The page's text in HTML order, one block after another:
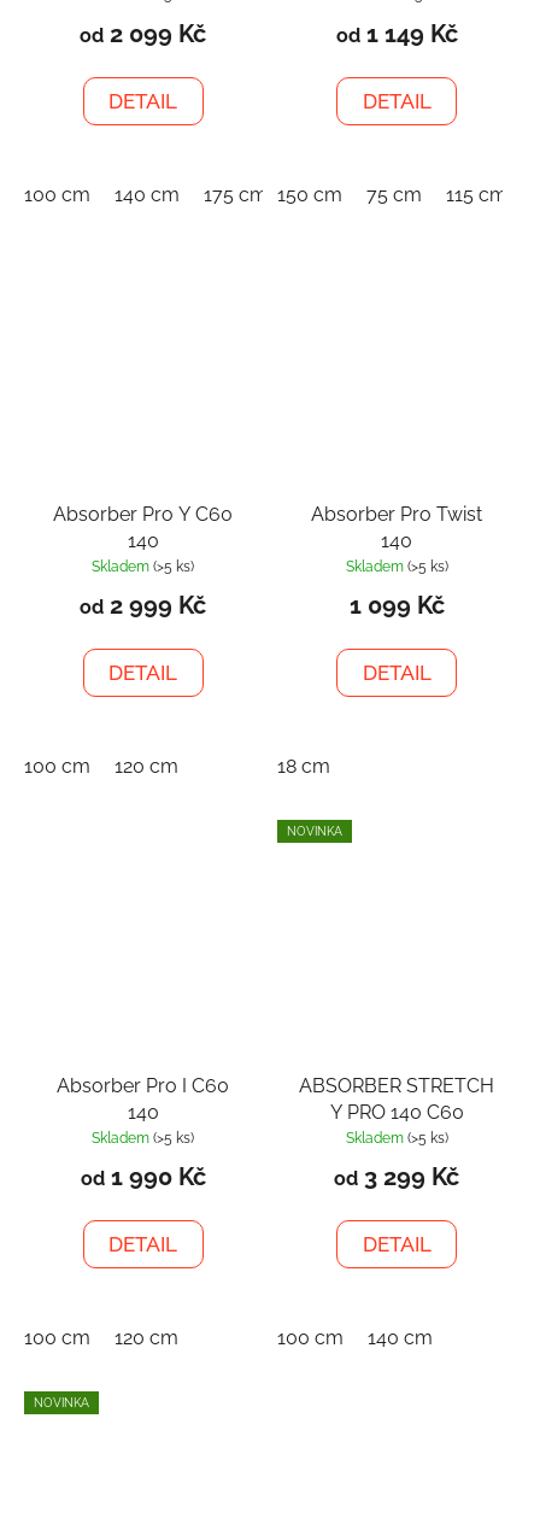
od 2 099 Kč
DETAIL
100 cm 140 cm 175 cm
od1 149 Kč
DETAIL
150 cm 75 cm 115 cm
Absorber Pro Y C60
140
Skladem(>5 ks)
od 2 999 Kč
DETAIL
100 cm 120 cm
Absorber Pro Twist
140
Skladem (>5 ks)
1 099 Kč
DETAIL
18 cm
Absorber Pro I C60
140
Skladem(>5 ks)
od1 990 Kč
DETAIL
100 cm 120 cm
NOVINKA
ABSORBER STRETCH
Y PRO 140 C60
Skladem (>5 ks)
od 3 299 Kč
DETAIL
100 cm 140 cm
NOVINKA